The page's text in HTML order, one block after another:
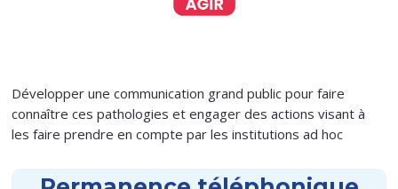
Développer une communication grand public pour faire
connaître ces pathologies et engager des actions visant à
les faire prendre en compte par les institutions ad hoc